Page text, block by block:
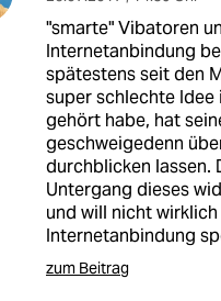
"smarte" Vibatoren
Internetanbindung
spätestens seit den
super schlechte Idee
gehört habe, hat
geschweigedenn
durchblicken lassen.
Untergang dieses
und will nicht
Internetanbindung
zum Beitrag